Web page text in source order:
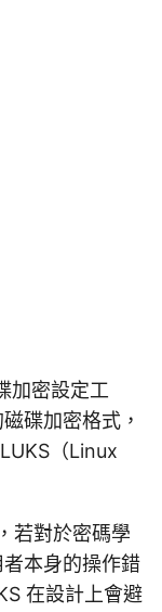
加密設定工
碟加密格式，
（Linux
若對於密碼學
本身的操作錯
在設計上會避